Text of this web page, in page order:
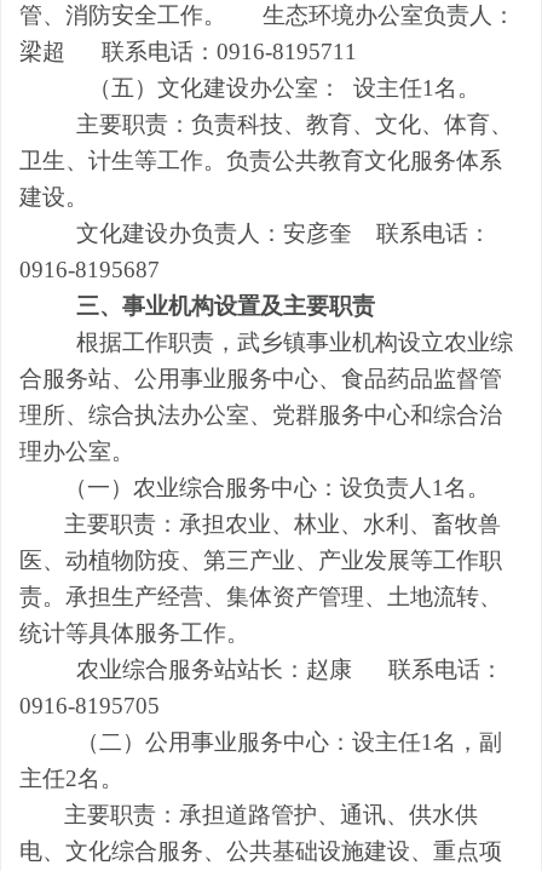
管、消防安全工作。
生态环境办公室负责人：
梁超
联系电话： 0916-8195711
（五）文化建设办公室： 设主任1名。
主要职责：负责科技、教育、文化、体育、
卫生、计生等工作。负责公共教育文化服务体系
建设。
文化建设办负责人 ：安彦奎 联系电话：
0916-8195687
三、事业机构设置及主要职责
根据工作职责，武乡镇事业机构设立农业综
合服务站、公用事业服务中心、 食品药品监督管
理所、综合执法办公室、党群服务中心和综合治
理办公室。
（一）农业综合服务中心 ：设负责人 1名。
主要职责：承担农业、林业、水利、畜牧兽
医、动植物防疫、第三产业、 产业发展等工作职
责。承担生产经营、集体资产管理、土地流转、
统计等具体服务工作。
农业综合服务站站长：赵康 联系电话：
0916-8195705
（二）公用事业服务中心 ：设主任1名，副
主任2名。
主要职责：承担道路管护、通讯、供水供
电、文化综合服务、公共基础设施建设、重点项